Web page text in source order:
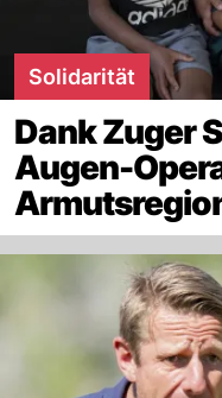
Solidarität
Dank Zuger
Augen-